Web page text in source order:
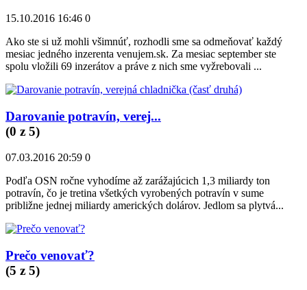
15.10.2016 16:46 0
Ako ste si už mohli všimnúť, rozhodli sme sa odmeňovať každý
mesiac jedného inzerenta venujem.sk. Za mesiac september ste
spolu vložili 69 inzerátov a práve z nich sme vyžrebovali ...
Darovanie potravín, verej...
(0 z 5)
07.03.2016 20:59 0
Podľa OSN ročne vyhodíme až zarážajúcich 1,3 miliardy ton
potravín, čo je tretina všetkých vyrobených potravín v sume
približne jednej miliardy amerických dolárov. Jedlom sa plytvá...
Prečo venovať?
(5 z 5)